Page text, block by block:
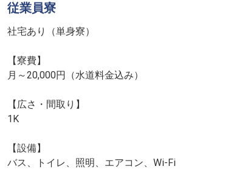
従業員寮
社宅あり（単身寮）
【寮費】
月～20,000円（水道料金込み）
【広さ・間取り】
1K
【設備】
バス、トイレ、照明、エアコン、Wi-Fi